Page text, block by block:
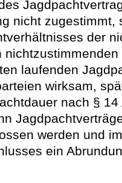
nicht zugestimmt,
der
laufenden
wirksam,
nach §
werden und
ein